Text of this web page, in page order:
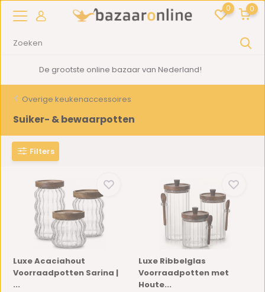
0 0
2000m2 showroom in Woerden
Overige keukenaccessoires
Suiker- & bewaarpotten
Filters
Luxe Acaciahout
Voorraadpotten Sarina |
...
Luxe Ribbelglas
Voorraadpotten met
Houte...